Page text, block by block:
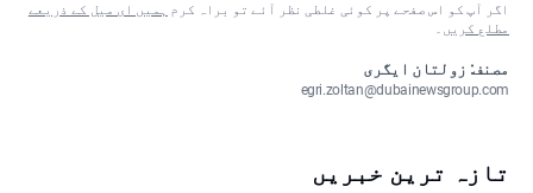
اگر آپ کو اس صفحے پر کوئی غلطی نظر آئے تو براہ کرم ہمیں ای میل کے ذریعے
مطلع کریں ۔
مصنف: زولتان ایگری
egri.zoltan@dubainewsgroup.com
تازہ ترین خبریں